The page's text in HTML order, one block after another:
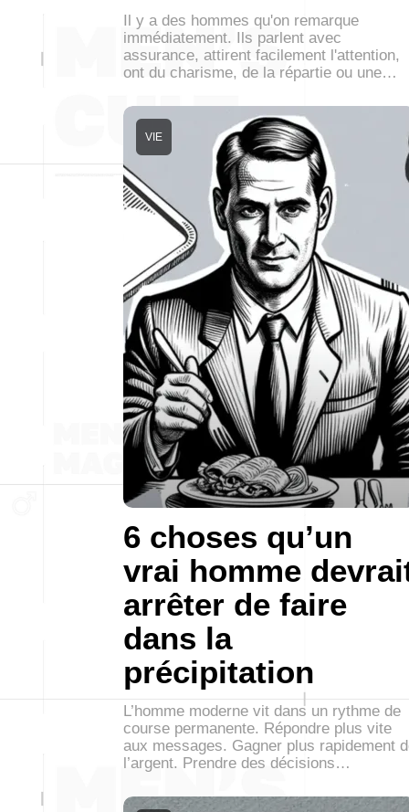
Il y a des hommes qu'on remarque
immédiatement. Ils parlent avec
assurance, attirent facilement l'attention,
ont du charisme, de la répartie ou une…
6 choses qu’un
vrai homme
arrêter de faire
dans la
précipitation
VIE
L’homme moderne vit dans un rythme de
course permanente. Répondre plus vite
aux messages. Gagner plus rapidement
l’argent. Prendre des décisions…